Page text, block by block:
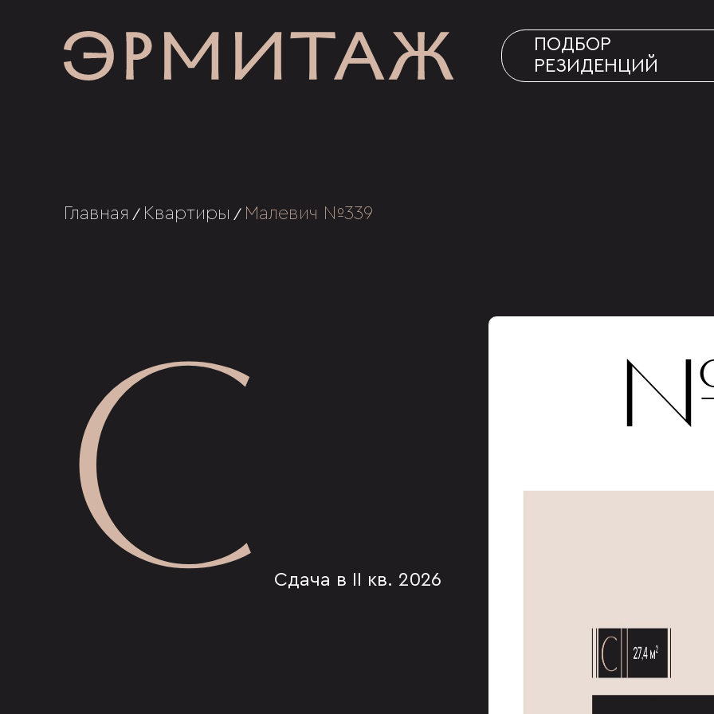
ПОДБОР
РЕЗИДЕНЦИЙ
Главная / Квартиры / Малевич №339
С Сдача в II кв. 2026